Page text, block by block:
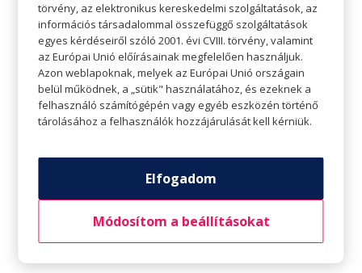
Legutóbbi bejegyzések
Fressnapf: Augusztusi akciók
Írisz Optika: Prémium progresszív lencsék 30%
kedvezménnyel
Vision Express: szemüveg-előfizetés
CCC: Újdonságok nem csak nyárra
Legutóbbi hozzászólások
törvény, az elektronikus kereskedelmi szolgáltatások, az
információs társadalommal összefüggő szolgáltatások
egyes kérdéseiről szóló 2001. évi CVIII. törvény, valamint
az Európai Unió előírásainak megfelelően használjuk.
Azon weblapoknak, melyek az Európai Unió országain
belül működnek, a „sütik" használatához, és ezeknek a
felhasználó számítógépén vagy egyéb eszközén történő
tárolásához a felhasználók hozzájárulását kell kérniük.
Elfogadom
Módosítom a beállításokat